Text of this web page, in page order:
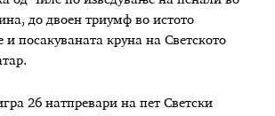
до двоен триумф во истото
и посакуваната круна на Светското
26 натпревари на пет Светски